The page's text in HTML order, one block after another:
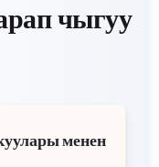
чыгуу
менен